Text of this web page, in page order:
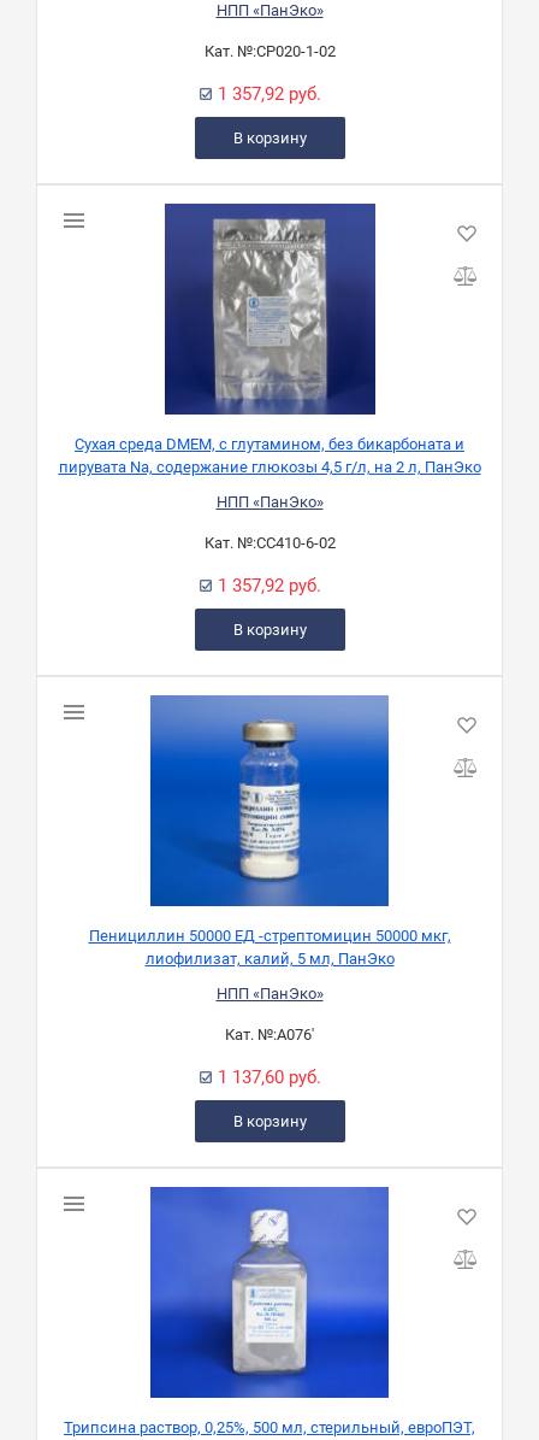
НПП «ПанЭко»
Кат. №:СР020-1-02
1 357,92 руб.
В корзину
Сухая среда DMEM, с глутамином, без бикарбоната и
пирувата Na, содержание глюкозы 4,5 г/л, на 2 л, ПанЭко
НПП «ПанЭко»
Кат. №:СС410-6-02
1 357,92 руб.
В корзину
Пенициллин 50000 ЕД -стрептомицин 50000 мкг,
лиофилизат, калий, 5 мл, ПанЭко
НПП «ПанЭко»
Кат. №:А076'
1 137,60 руб.
В корзину
Трипсина раствор, 0,25%, 500 мл, стерильный, евроПЭТ,